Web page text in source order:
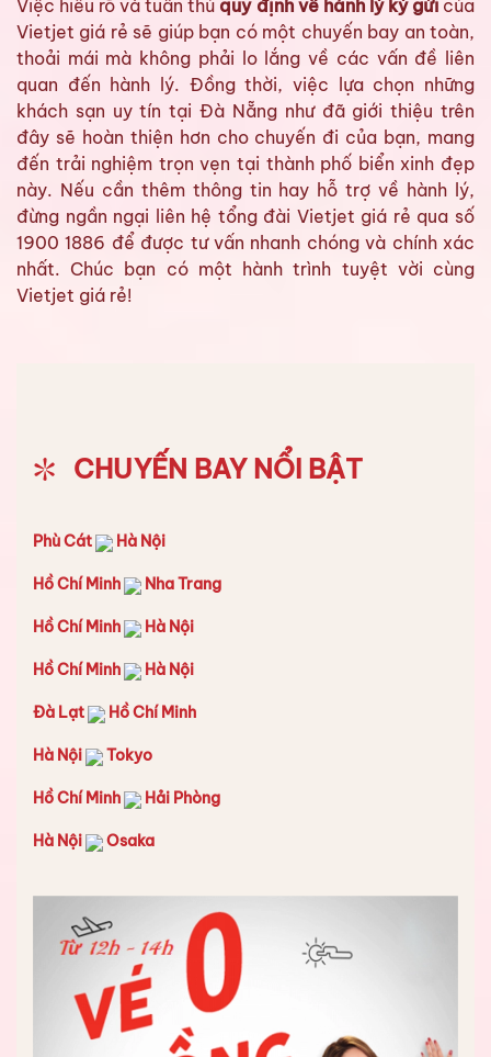
Việc hiểu rõ và tuân thủ quy định về hành lý ký gửicủa
Vietjet giá rẻ sẽ giúp bạn có một chuyến bay an toàn,
thoải mái mà không phải lo lắng về các vấn đề liên
quan đến hành lý. Đồng thời, việc lựa chọn những
khách sạn uy tín tại Đà Nẵng như đã giới thiệu trên
đây sẽ hoàn thiện hơn cho chuyến đi của bạn, mang
đến trải nghiệm trọn vẹn tại thành phố biển xinh đẹp
này. Nếu cần thêm thông tin hay hỗ trợ về hành lý,
đừng ngần ngại liên hệ tổng đài Vietjet giá rẻ qua số
1900 1886 để được tư vấn nhanh chóng và chính xác
nhất. Chúc bạn có một hành trình tuyệt vời cùng
Vietjet giá rẻ!
CHUYẾN BAY NỔI BẬT
Phù Cát Hà Nội
Hồ Chí Minh Nha Trang
Hồ Chí Minh Hà Nội
Hồ Chí Minh Hà Nội
Đà Lạt Hồ Chí Minh
Hà Nội Tokyo
Hồ Chí Minh Hải Phòng
Hà Nội Osaka